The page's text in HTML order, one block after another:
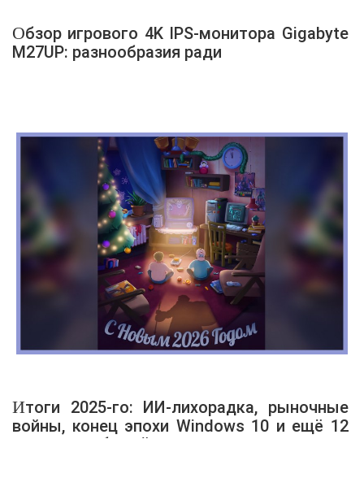
Обзор игрового 4K IPS-монитора Gigabyte
M27UP: разнообразия ради
Итоги 2025-го: ИИ-лихорадка, рыночные
войны, конец эпохи Windows 10 и ещё 12
главных событий года